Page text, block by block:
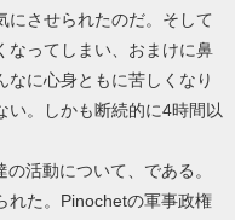
にさせられたのだ。そして
なってしまい、おまけに鼻
なに心身ともに苦しくなり
い。しかも断続的に4時間以
活動について、である。
れた。Pinochetの軍事政権